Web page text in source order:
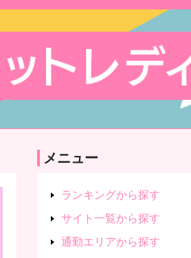
メニュー
ランキングから探す
サイト一覧から探す
通勤エリアから探す